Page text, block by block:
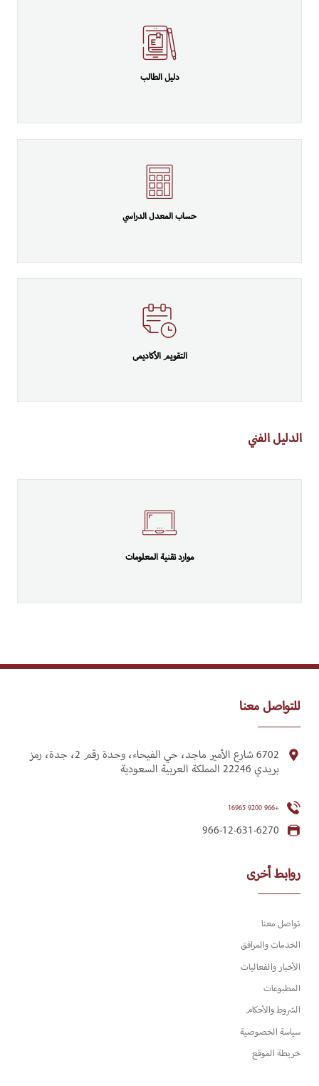
دليل الطالب
حساب المعدل الدراسي
التقويم الأكاديمى
الدليل الفني
موارد تقنية المعلومات
للتواصل معنا
6702 شارع الأمير ماجد، حي الفيحاء، وحدة رقم 2، جدة، رمز
بريدي 22246 المملكة العربية السعودية
+966 9200 16965
966-12-631-6270
روابط أخرى
تواصل معنا
الخدمات والمرافق
الأخبار والفعاليات
المطبوعات
الشروط والأحكام
سياسة الخصوصية
خريطة الموقع